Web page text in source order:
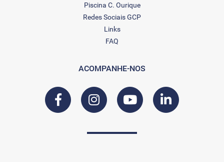
Piscina C. Ourique
Redes Sociais GCP
Links
FAQ
ACOMPANHE-NOS